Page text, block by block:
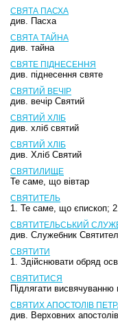
СВЯТА ПАСХА
див. Пасха
СВЯТА ТАЙНА
див. тайна
СВЯТЕ ПІДНЕСЕННЯ
див. піднесення святе
СВЯТИЙ ВЕЧІР
див. вечір Святий
СВЯТИЙ ХЛІБ
див. хліб святий
СВЯТИЙ ХЛІБ
див. Хліб Святий
СВЯТИЛИЩЕ
Те саме, що вівтар
СВЯТИТЕЛЬ
1. Те саме, що єпископ;
СВЯТИТЕЛЬСЬКИЙ
див. Служебник
СВЯТИТИ
1. Здійснювати обряд
СВЯТИТИСЯ
Підлягати
СВЯТИХ АПОСТОЛІВ
див. Верховних